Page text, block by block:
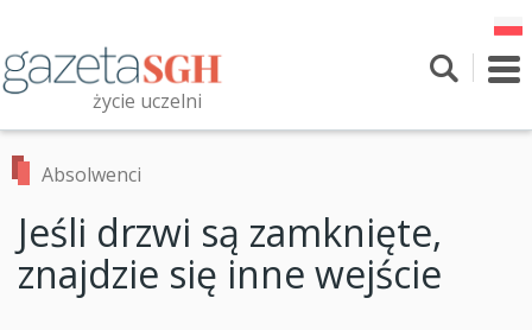
treści
życie uczelni
Przeszukaj witrynę
Absolwenci
Jeśli drzwi są zamknięte,
znajdzie się inne wejście